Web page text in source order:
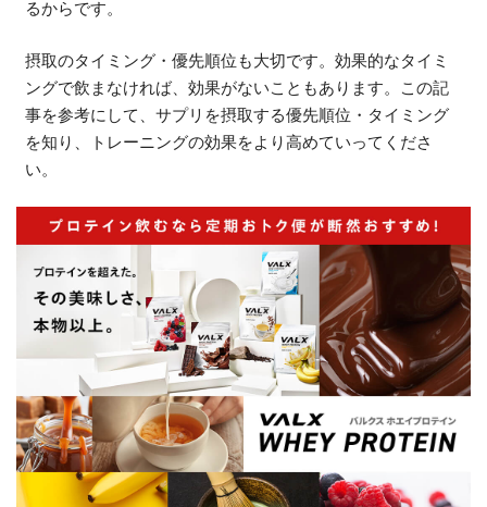
るからです。
摂取のタイミング・優先順位も大切です。効果的なタイミ
ングで飲まなければ、効果がないこともあります。この記
事を参考にして、サプリを摂取する優先順位・タイミング
を知り、トレーニングの効果をより高めていってくださ
い。